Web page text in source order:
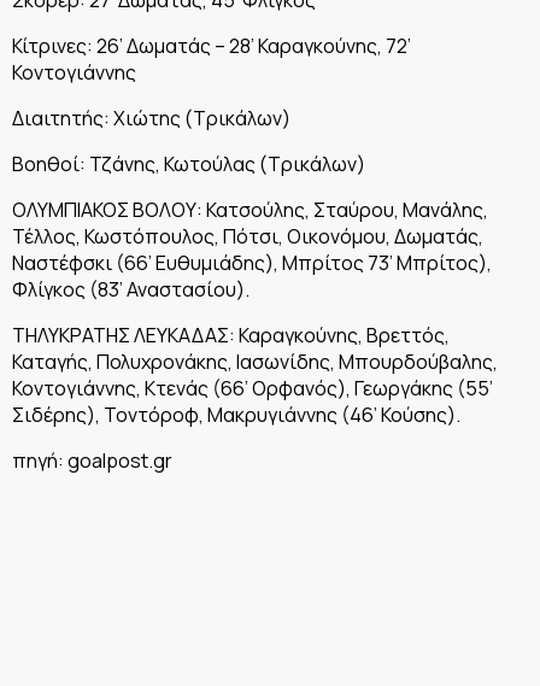
Κίτρινες: 26’ Δωματάς – 28’ Καραγκούνης, 72’
Κοντογιάννης
Διαιτητής: Χιώτης (Τρικάλων)
Βοηθοί: Τζάνης, Κωτούλας (Τρικάλων)
ΟΛΥΜΠΙΑΚΟΣ ΒΟΛΟΥ: Κατσούλης, Σταύρου, Μανάλης,
Τέλλος, Κωστόπουλος, Πότσι, Οικονόμου, Δωματάς,
Ναστέφσκι (66’ Ευθυμιάδης), Μπρίτος 73’ Μπρίτος),
Φλίγκος (83’ Αναστασίου).
ΤΗΛΥΚΡΑΤΗΣ ΛΕΥΚΑΔΑΣ: Καραγκούνης, Βρεττός,
Καταγής, Πολυχρονάκης, Ιασωνίδης, Μπουρδούβαλης,
Κοντογιάννης, Κτενάς (66’ Ορφανός), Γεωργάκης (55’
Σιδέρης), Τοντόροφ, Μακρυγιάννης (46’ Κούσης).
πηγή: goalpost.gr